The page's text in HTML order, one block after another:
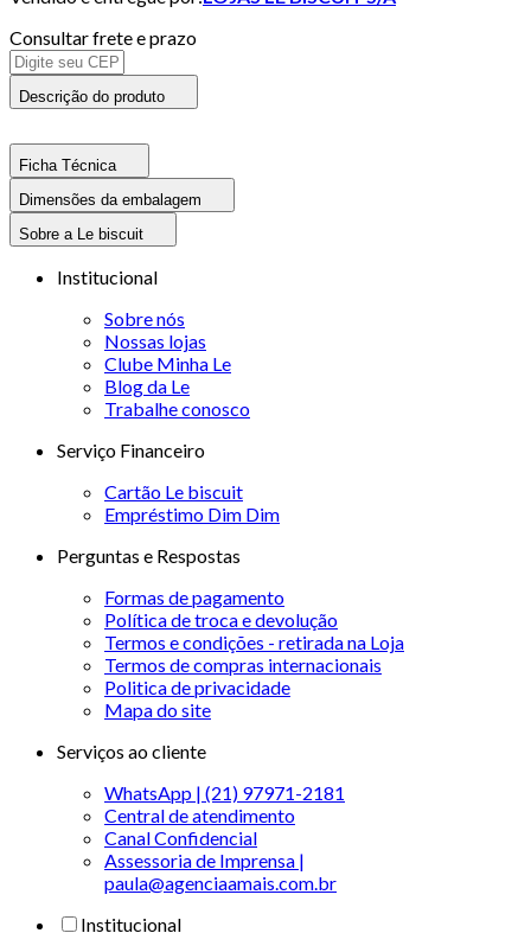
Consultar frete e prazo
Descrição do produto
Ficha Técnica
Dimensões da embalagem
Sobre a Le biscuit
Institucional
Sobre nós
Nossas lojas
Clube Minha Le
Blog da Le
Trabalhe conosco
Serviço Financeiro
Cartão Le biscuit
Empréstimo Dim Dim
Perguntas e Respostas
Formas de pagamento
Política de troca e devolução
Termos e condições - retirada na Loja
Termos de compras internacionais
Politica de privacidade
Mapa do site
Serviços ao cliente
WhatsApp | (21) 97971-2181
Central de atendimento
Canal Confidencial
Assessoria de Imprensa |
paula@agenciaamais.com.br
Institucional